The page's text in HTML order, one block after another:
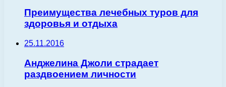
Преимущества лечебных туров для
здоровья и отдыха
25.11.2016
Анджелина Джоли страдает
раздвоением личности